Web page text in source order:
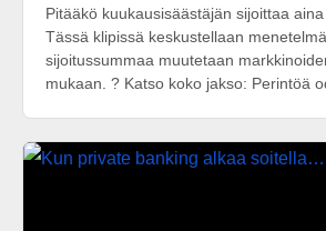
Pitääkö kuukausisäästäjän sijoittaa
Tässä klipissä keskustellaan
sijoitussummaa muutetaan
mukaan. ? Katso koko jakso: Perintöä